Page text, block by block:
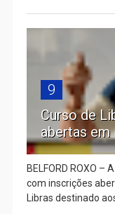
9
Curso de
abertas
BELFORD ROXO –
com inscrições
Libras destinado